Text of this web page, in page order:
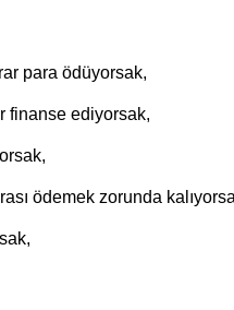
para ödüyorsak,
finanse ediyorsak,
ödemek zorunda